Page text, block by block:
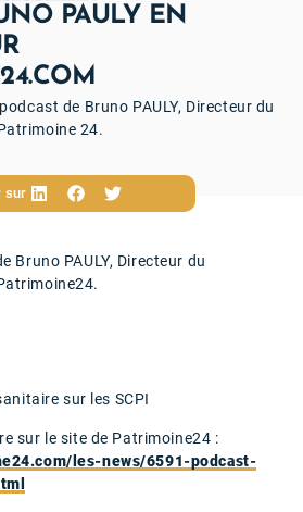
PAULY EN
de Bruno PAULY, Directeur du
24.
sur
Bruno PAULY, Directeur du
sur les SCPI
sur le site de Patrimoine24 :
les-news/6591-podcast-